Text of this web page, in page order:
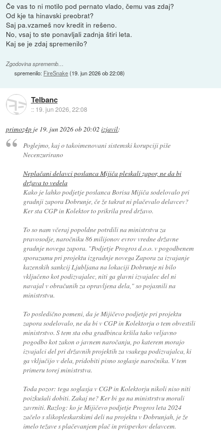
Če vas to ni motilo pod pernato vlado, čemu vas zdaj?
Od kje ta hinavski preobrat?
Saj pa.vzameš nov kredit in rešeno.
No, vsaj to ste ponavljali zadnja štiri leta.
Kaj se je zdaj spremenilo?
Zgodovina sprememb…
spremenilo: FireSnake(19. jun 2026 ob 22:08)
Telbanc
:: 19. jun 2026, 22:08
primoz4p je 19. jun 2026 ob 20:02 izjavil:
Poglejmo, kaj o takoimenovani sistemski korupciji piše
Necenzurirano
Neplačani delavci poslanca Mijiča pleskali zapor, ne da bi
država to vedela
Kako je lahko podjetje poslanca Borisa Mijiča sodelovalo pri
gradnji zapora Dobrunje, če že takrat ni plačevalo delavcev?
Ker sta CGP in Kolektor to prikrila pred državo.
To so nam včeraj popoldne potrdili na ministrstvu za
pravosodje, naročniku 86 milijonov evrov vredne državne
gradnje novega zapora. "Podjetje Progros d.o.o. v pogodbenem
sporazumu pri projektu izgradnje novega Zapora za izvajanje
kazenskih sankcij Ljubljana na lokaciji Dobrunje ni bilo
vključeno kot podizvajalec, niti ga glavni izvajalec del ni
navajal v obračunih za opravljena dela," so pojasnili na
ministrstvu.
To posledično pomeni, da je Mijičevo podjetje pri projektu
zapora sodelovalo, ne da bi v CGP in Kolektorju o tem obvestili
ministrstvo. S tem sta oba gradbinca kršila tako veljavno
pogodbo kot zakon o javnem naročanju, po katerem morajo
izvajalci del pri državnih projektih za vsakega podizvajalca, ki
ga vključijo v dela, pridobiti pisno soglasje naročnika. V tem
primeru torej ministrstva.
Toda pozor: tega soglasja v CGP in Kolektorju nikoli niso niti
poizkušali dobiti. Zakaj ne? Ker bi ga na ministrstvu morali
zavrniti. Razlog: ko je Mijičevo podjetje Progros leta 2024
začelo s slikopleskarskimi deli na projektu v Dobrunjah, je že
imelo težave s plačevanjem plač in prispevkov delavcem.